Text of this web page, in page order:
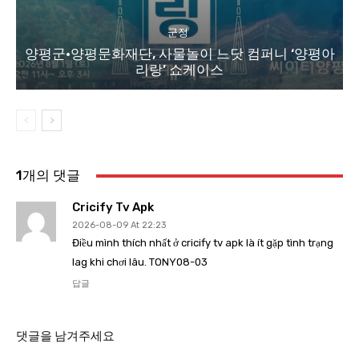
군정
양평군·양평문화재단, 사물놀이 느닷 컴퍼니 ‘양평아
리랑’ 쇼케이스
1개의 댓글
Cricify Tv Apk
2026-08-09 At 22:23
Điều mình thích nhất ở cricify tv apk là ít gặp tình trạng
lag khi chơi lâu. TONY08-03
답글
댓글을 남겨주세요